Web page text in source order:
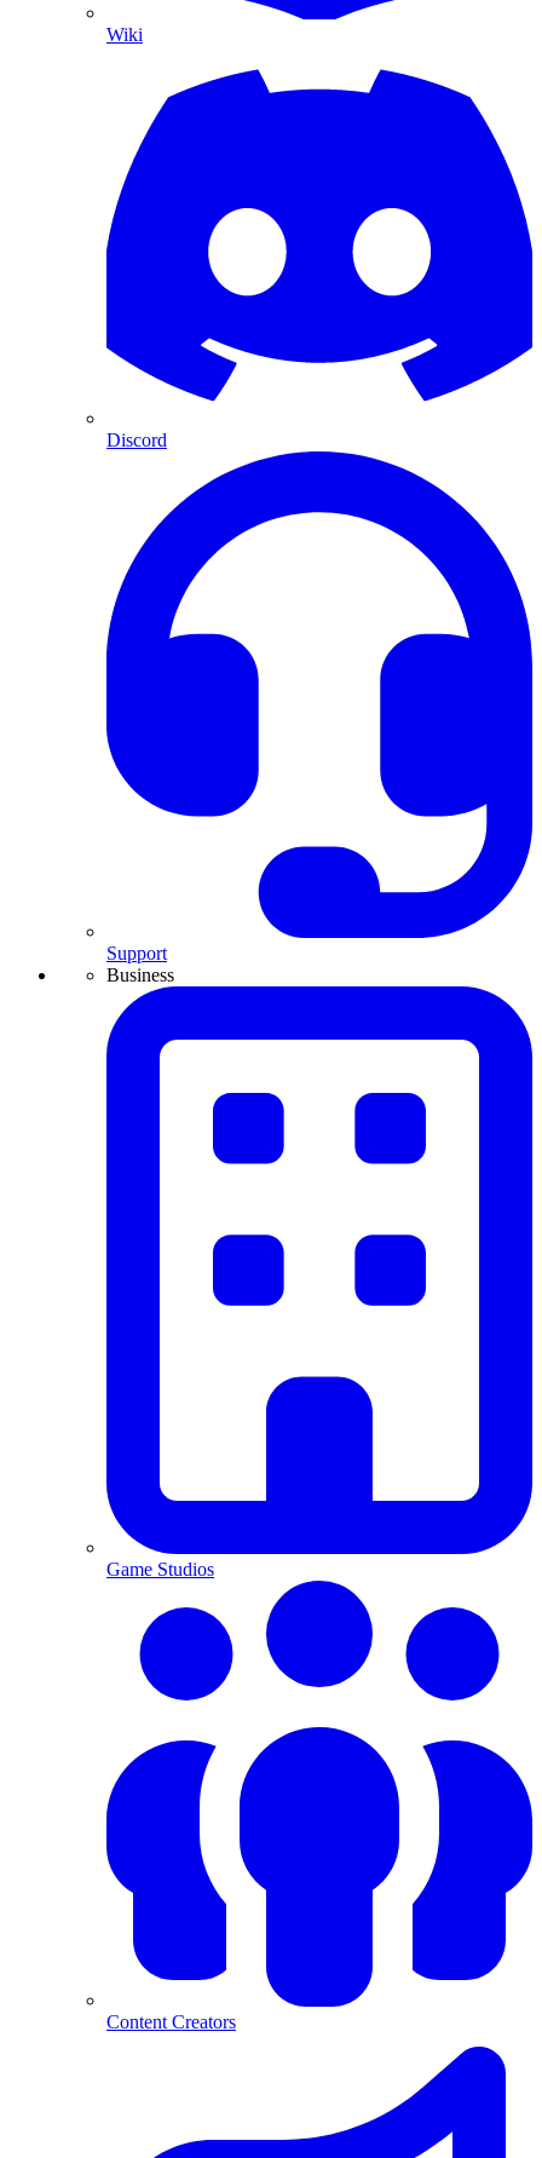
Wiki
Discord
Support
Business
Game Studios
Content Creators